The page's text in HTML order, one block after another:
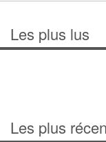
Les plus lus
Les plus